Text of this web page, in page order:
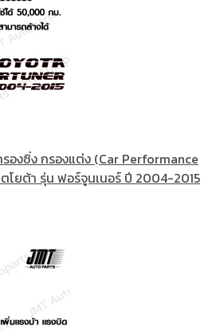
องซิ่ง กรองแต่ง (Car Performance
โยต้า รุ่น ฟอร์จูนเนอร์ ปี 2004-2015